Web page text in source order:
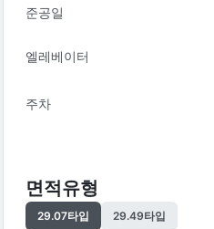
준공일
엘레베이터
주차
면적유형
29.07타입 29.49타입